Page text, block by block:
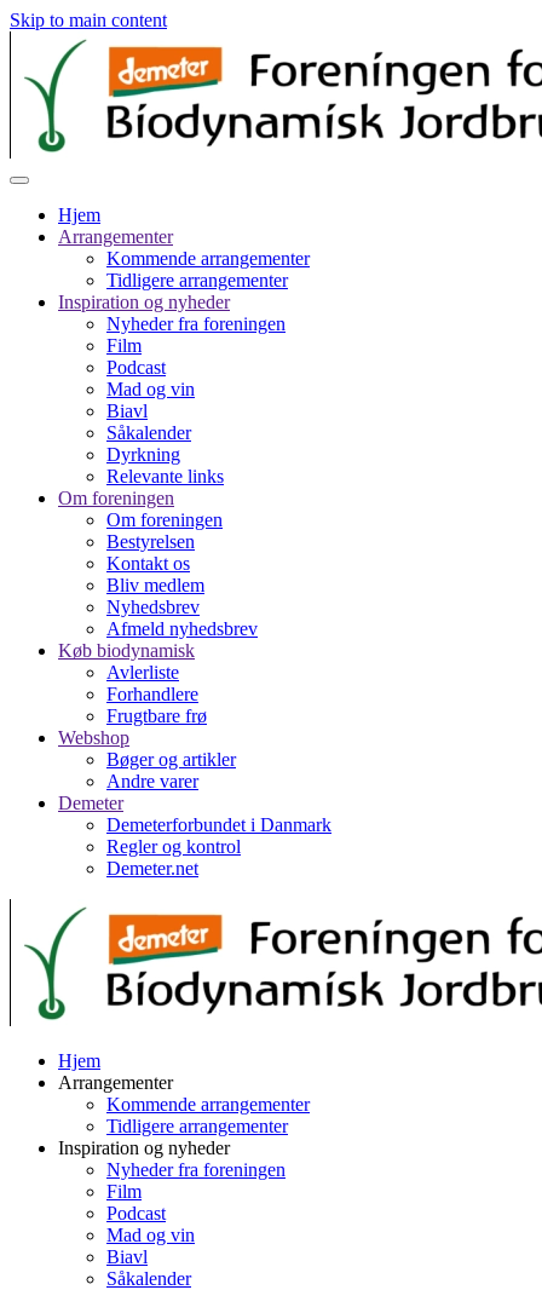
Skip to main content
Hjem
Arrangementer
Kommende arrangementer
Tidligere arrangementer
Inspiration og nyheder
Nyheder fra foreningen
Film
Podcast
Mad og vin
Biavl
Såkalender
Dyrkning
Relevante links
Om foreningen
Om foreningen
Bestyrelsen
Kontakt os
Bliv medlem
Nyhedsbrev
Afmeld nyhedsbrev
Køb biodynamisk
Avlerliste
Forhandlere
Frugtbare frø
Webshop
Bøger og artikler
Andre varer
Demeter
Demeterforbundet i Danmark
Regler og kontrol
Demeter.net
Hjem
Arrangementer
Kommende arrangementer
Tidligere arrangementer
Inspiration og nyheder
Nyheder fra foreningen
Film
Podcast
Mad og vin
Biavl
Såkalender